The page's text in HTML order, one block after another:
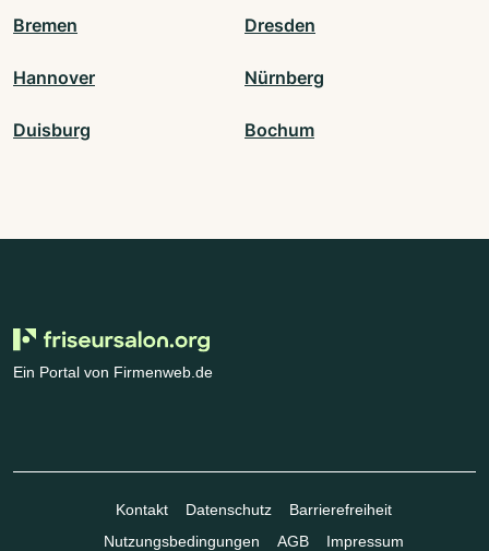
Bremen Dresden
Hannover Nürnberg
Duisburg Bochum
Ein Portal von Firmenweb.de
Kontakt Datenschutz
Barrierefreiheit
Nutzungsbedingungen
AGB Impressum